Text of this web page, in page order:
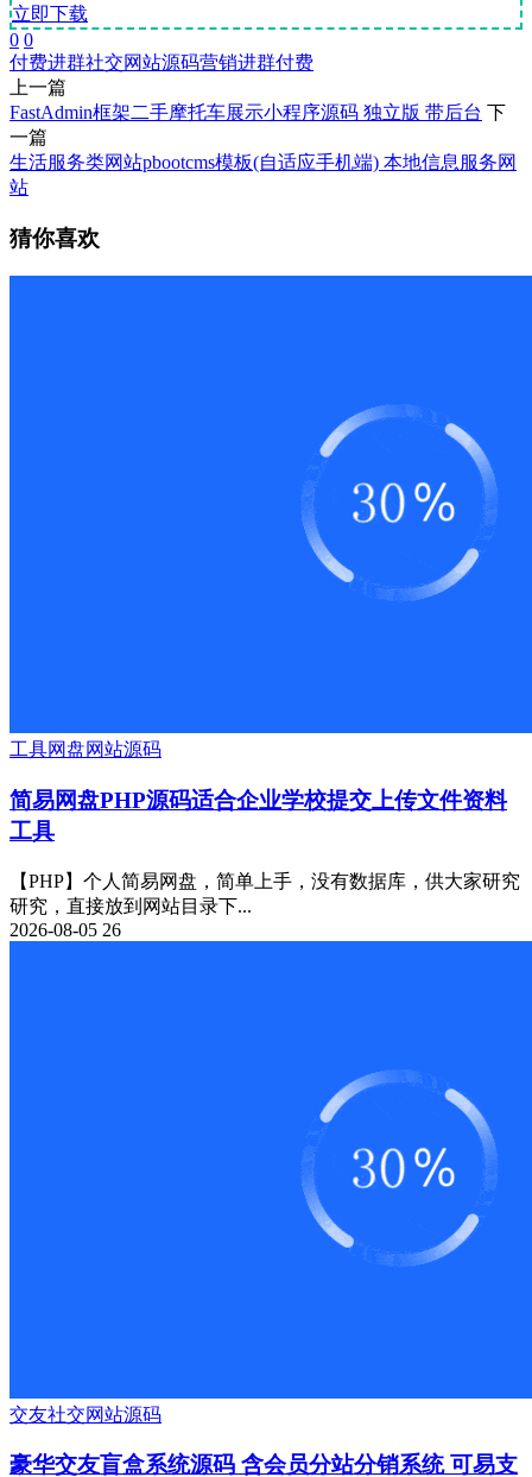
立即下载
0 0
付费进群社交网站源码营销进群付费
上一篇
FastAdmin框架二手摩托车展示小程序源码 独立版 带后台 下
一篇
生活服务类网站pbootcms模板(自适应手机端) 本地信息服务网
站
猜你喜欢
工具网盘网站源码
简易网盘PHP源码适合企业学校提交上传文件资料
工具
【PHP】个人简易网盘，简单上手，没有数据库，供大家研究
研究，直接放到网站目录下...
2026-08-05 26
交友社交网站源码
豪华交友盲盒系统源码 含会员分站分销系统 可易支